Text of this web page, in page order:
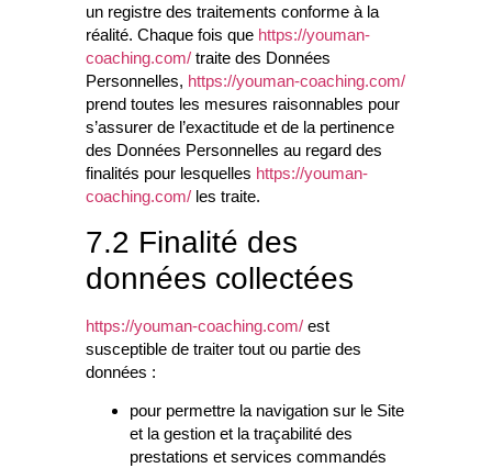
un registre des traitements conforme à la
réalité. Chaque fois que https://youman-
coaching.com/ traite des Données
Personnelles, https://youman-coaching.com/
prend toutes les mesures raisonnables pour
s’assurer de l’exactitude et de la pertinence
des Données Personnelles au regard des
finalités pour lesquelles https://youman-
coaching.com/ les traite.
7.2 Finalité des
données collectées
https://youman-coaching.com/ est
susceptible de traiter tout ou partie des
données :
pour permettre la navigation sur le Site
et la gestion et la traçabilité des
prestations et services commandés